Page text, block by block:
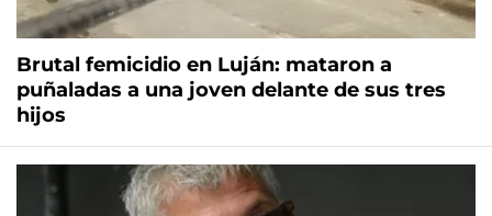
Brutal femicidio en Luján: mataron a
puñaladas a una joven delante de sus tres
hijos